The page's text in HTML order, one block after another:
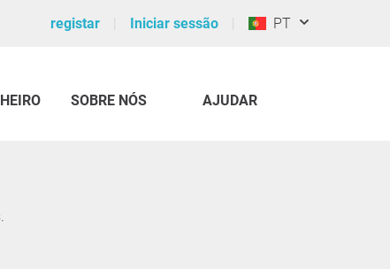
registar Iniciar sessão PT
SOBRE NÓS AJUDAR